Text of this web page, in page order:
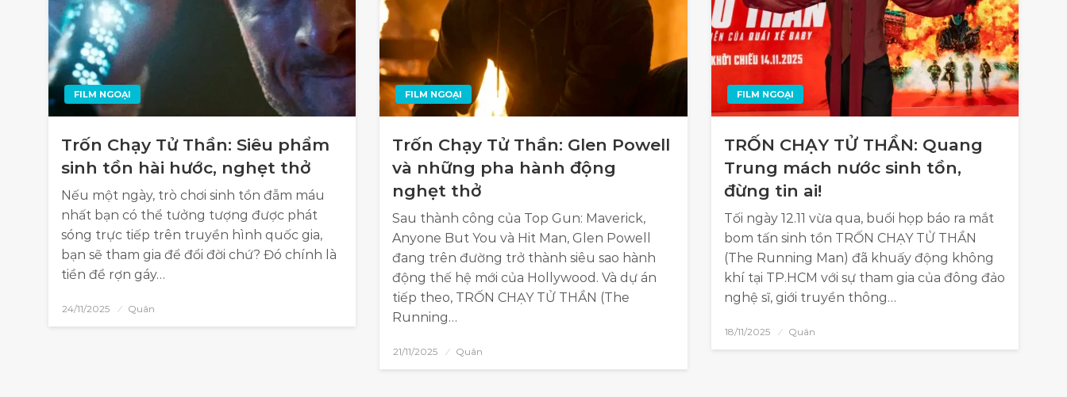
FILM NGOẠI
Trốn Chạy Tử Thần: Siêu phẩm
sinh tồn hài hước, nghẹt thở
Nếu một ngày, trò chơi sinh tồn đẫm máu
nhất bạn có thể tưởng tượng được phát
sóng trực tiếp trên truyền hình quốc gia,
bạn sẽ tham gia để đổi đời chứ? Đó chính là
tiền đề rợn gáy…
24/11/2025 Quân
FILM NGOẠI
Trốn Chạy Tử Thần: Glen Powell
và những pha hành động
nghẹt thở
Sau thành công của Top Gun: Maverick,
Anyone But You và Hit Man, Glen Powell
đang trên đường trở thành siêu sao hành
động thế hệ mới của Hollywood. Và dự án
tiếp theo, TRỐN CHẠY TỬ THẦN (The
Running…
21/11/2025 Quân
FILM NGOẠI
TRỐN CHẠY TỬ THẦN: Quang
Trung mách nước sinh tồn,
đừng tin ai!
Tối ngày 12.11 vừa qua, buổi họp báo ra mắt
bom tấn sinh tồn TRỐN CHẠY TỬ THẦN
(The Running Man) đã khuấy động không
khí tại TP.HCM với sự tham gia của đông đảo
nghệ sĩ, giới truyền thông…
18/11/2025 Quân